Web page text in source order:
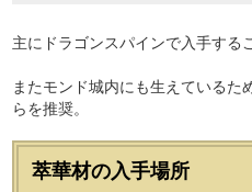
主にドラゴンスパインで入手する
またモンド城内にも生えている
らを推奨。
萃華材の入手場所